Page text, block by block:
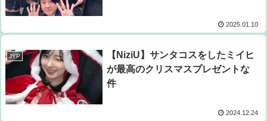
2025.01.10
JYP
【NiziU】サンタコスをしたミイヒ
が最高のクリスマスプレゼントな
件
2024.12.24